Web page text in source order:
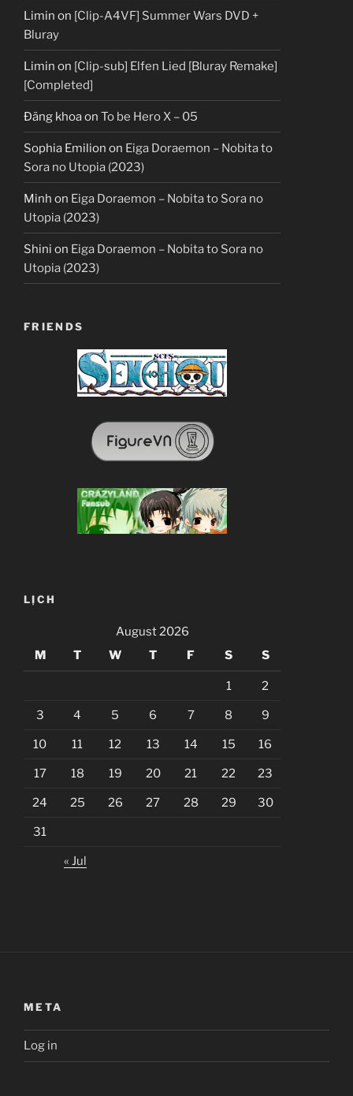
Limin on [Clip-A4VF] Summer Wars DVD +
Bluray
Limin on [Clip-sub] Elfen Lied [Bluray Remake]
[Completed]
Đăng khoaon To be Hero X – 05
Sophia Emilion on Eiga Doraemon – Nobita to
Sora no Utopia (2023)
Minh on Eiga Doraemon – Nobita to Sora no
Utopia (2023)
Shini on Eiga Doraemon – Nobita to Sora no
Utopia (2023)
FRIENDS
LỊCH
August 2026
M
T W T F S S
1 2
3 4 5 6 7 8 9
10 11 12 13 14 15 16
17 18 19 20 21 22 23
24 25 26 27 28 29 30
31
« Jul
META
Log in